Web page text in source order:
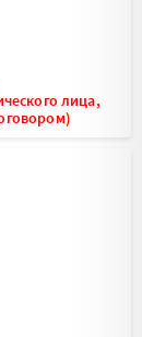
лица,